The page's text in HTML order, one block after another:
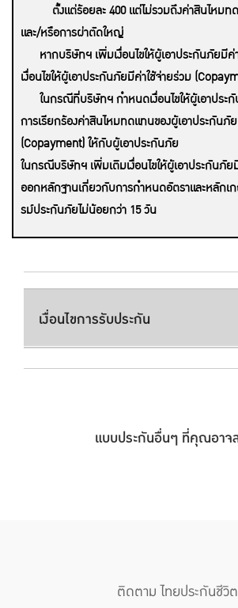
ตั้งแต่ร้อยละ 400 แต่ไม่รวมถึงค่าสินไหมทดแ
และ/หรือการผ่าตัดใหญ่
หากบริษัทฯ เพิ่มเงื่อนไขให้ผู้เอาประกันภัยมีค่
เงื่อนไขให้ผู้เอาประกันภัยมีค่าใช้จ่ายร่วม
ในกรณีที่บริษัทฯ กำหนดเงื่อนไขให้ผู้เอาประกั
การเรียกร้องค่าสินไหมทดแทนของผู้เอาประกัน
(Copayment) ให้กับผู้เอาประกันภัย
ในกรณีบริษัทฯ เพิ่มเติมเงื่อนไขให้ผู้เอาประกันภั
ออกหลักฐานเกี่ยวกับการกำหนดอัตราและหลัก
รม์ประกันภัยไม่น้อยกว่า 15 วัน
เงื่อนไขการรับประกัน
แบบประกันอื่นๆ ที่คุณอาจ
ติดตาม ไทยประกันชีวิต